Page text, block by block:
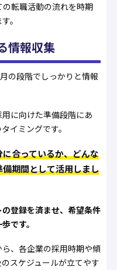
転職活動の流れを時期
。
情報収集
の段階でしっかりと情報
に向けた準備段階にあ
イミングです。
合っているか、どんな
期間として活用しまし
登録を済ませ、希望条件
です。
、各企業の採用時期や傾
スケジュールが立てやす